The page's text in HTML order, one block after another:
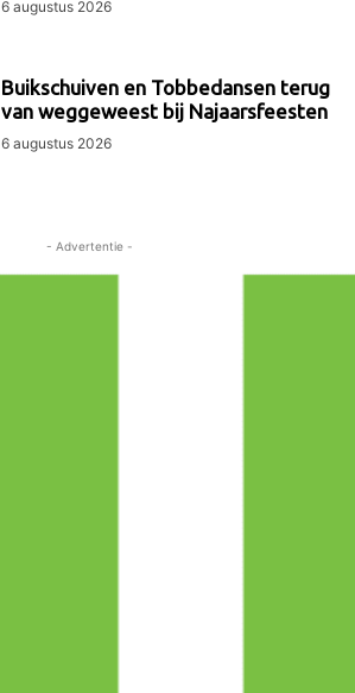
6 augustus 2026
Buikschuiven en Tobbedansen terug
van weggeweest bij Najaarsfeesten
6 augustus 2026
- Advertentie -